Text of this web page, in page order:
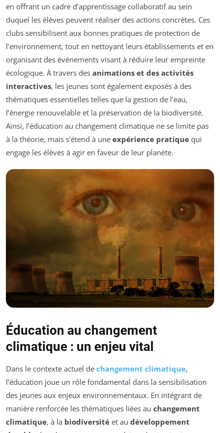
en offrant un cadre d’apprentissage collaboratif au sein
duquel les élèves peuvent réaliser des actions concrètes. Ces
clubs sensibilisent aux bonnes pratiques de protection de
l’environnement, tout en nettoyant leurs établissements et en
organisant des événements visant à réduire leur empreinte
écologique. À travers des animations et des activités
interactives, les jeunes sont également exposés à des
thématiques essentielles telles que la gestion de l’eau,
l’énergie renouvelable et la préservation de la biodiversité.
Ainsi, l’éducation au changement climatique ne se limite pas
à la théorie, mais s’étend à une expérience pratique qui
engage les élèves à agir en faveur de leur planète.
Éducation au changement
climatique : un enjeu vital
Dans le contexte actuel de changement climatique,
l’éducation joue un rôle fondamental dans la sensibilisation
des jeunes aux enjeux environnementaux. En intégrant de
manière renforcée les thématiques liées au changement
climatique, à la biodiversité et au développement